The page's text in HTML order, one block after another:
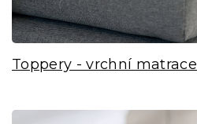
Toppery - vrchní matrace